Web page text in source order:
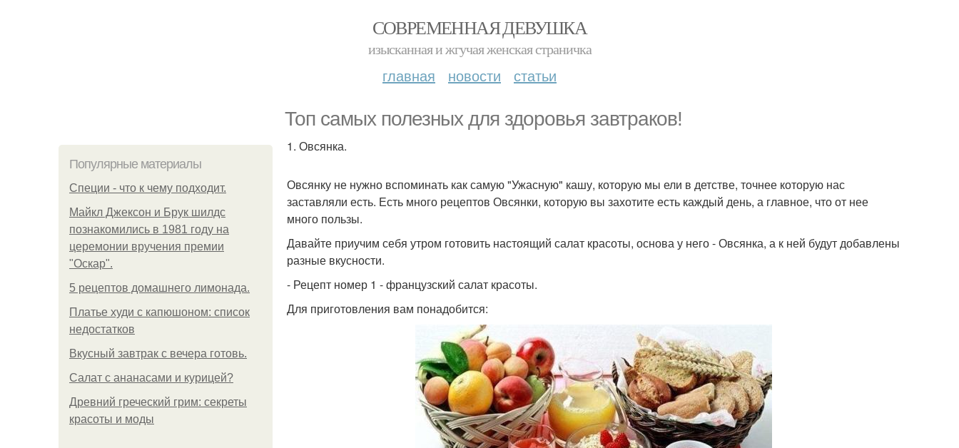
СОВРЕМЕННАЯ ДЕВУШКА
изысканная и жгучая женская страничка
главная новости статьи
Топ самых полезных для здоровья завтраков!
Популярные материалы
Специи - что к чему подходит.
Майкл Джексон и Брук шилдс
познакомились в 1981 году на
церемонии вручения премии
"Оскар".
5 рецептов домашнего лимонада.
Платье худи с капюшоном: список
недостатков
Вкусный завтрак с вечера готовь.
Салат с ананасами и курицей?
Древний греческий грим: секреты
красоты и моды
1. Овсянка.
Овсянку не нужно вспоминать как самую "Ужасную" кашу, которую мы ели в детстве, точнее которую нас
заставляли есть. Есть много рецептов Овсянки, которую вы захотите есть каждый день, а главное, что от нее
много пользы.
Давайте приучим себя утром готовить настоящий салат красоты, основа у него - Овсянка, а к ней будут добавлены
разные вкусности.
- Рецепт номер 1 - французский салат красоты.
Для приготовления вам понадобится: